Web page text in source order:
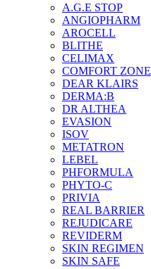
A.G.E STOP
ANGIOPHARM
AROCELL
BLITHE
CELIMAX
COMFORT ZONE
DEAR KLAIRS
DERMA:B
DR ALTHEA
EVASION
ISOV
METATRON
LEBEL
PHFORMULA
PHYTO-C
PRIVIA
REAL BARRIER
REJUDICARE
REVIDERM
SKIN REGIMEN
SKIN SAFE